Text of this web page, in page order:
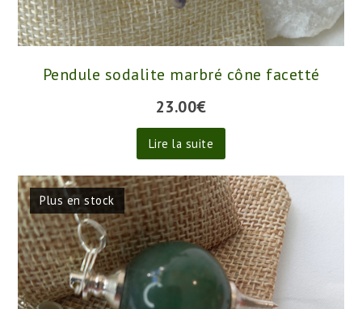
Pendule sodalite marbré cône facetté
23.00€
Lire la suite
Plus en stock